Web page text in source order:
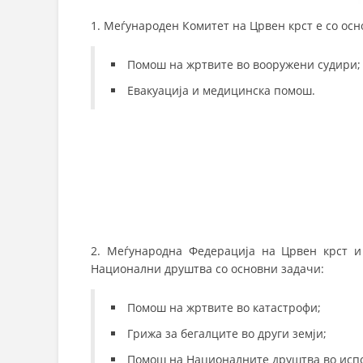
1. Меѓународен Комитет на Црвен крст е со
Помош на жртвите во вооружени судири;
Евакуација и медицинска помош.
2. Меѓународна Федерација на Црвен крст
Национални друштва со основни задачи:
Помош на жртвите во катастрофи;
Грижа за бегалците во други земји;
Помош на Националните друштва во